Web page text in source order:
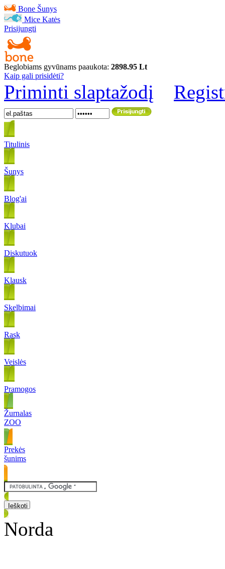
Bone Šunys
Mice Katės
Prisijungti
Beglobiams gyvūnams paaukota: 2898.95 Lt
Kaip gali prisidėti?
Priminti slaptažodį
Titulinis
Šunys
Blog'ai
Klubai
Diskutuok
Klausk
Skelbimai
Rask
Veislės
Pramogos
Žurnalas
ZOO
Prekės
šunims
Norda